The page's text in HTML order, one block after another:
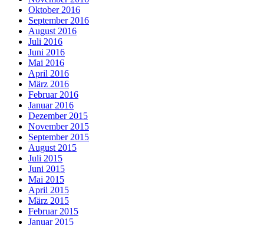
Oktober 2016
September 2016
August 2016
Juli 2016
Juni 2016
Mai 2016
April 2016
März 2016
Februar 2016
Januar 2016
Dezember 2015
November 2015
September 2015
August 2015
Juli 2015
Juni 2015
Mai 2015
April 2015
März 2015
Februar 2015
Januar 2015